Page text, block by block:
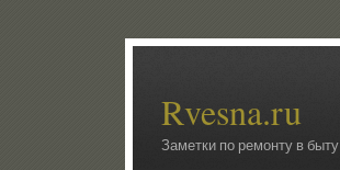
Rvesna.ru
Заметки по ремонту в быту